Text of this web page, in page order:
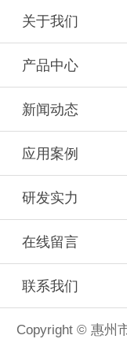
关于我们
产品中心
新闻动态
应用案例
研发实力
在线留言
联系我们
Copyright © 惠州